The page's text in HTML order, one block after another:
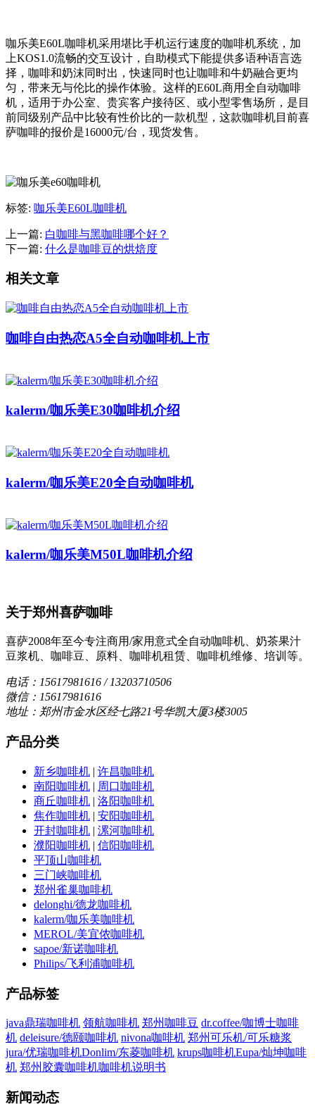
咖乐美E60L咖啡机采用堪比手机运行速度的咖啡机系统，加
上KOS1.0流畅的交互设计，自助模式下能提供多语种语言选
择，咖啡和奶沫同时出，快速同时也让咖啡和牛奶融合更均
匀，带来无与伦比的操作体验。这样的E60L商用全自动咖啡
机，适用于办公室、贵宾客户接待区、或小型零售场所，是目
前同级别产品中比较有性价比的一款机型，这款咖啡机目前喜
萨咖啡的报价是16000元/台，现货发售。
标签: 咖乐美E60L咖啡机
上一篇: 白咖啡与黑咖啡哪个好？
下一篇: 什么是咖啡豆的烘焙度
相关文章
咖啡自由热恋A5全自动咖啡机上市
kalerm/咖乐美E30咖啡机介绍
kalerm/咖乐美E20全自动咖啡机
kalerm/咖乐美M50L咖啡机介绍
关于郑州喜萨咖啡
喜萨2008年至今专注商用/家用意式全自动咖啡机、奶茶果汁
豆浆机、咖啡豆、原料、咖啡机租赁、咖啡机维修、培训等。
电话：15617981616 / 13203710506
微信：15617981616
地址：郑州市金水区经七路21号华凯大厦3楼3005
产品分类
新乡咖啡机 | 许昌咖啡机
南阳咖啡机 | 周口咖啡机
商丘咖啡机 | 洛阳咖啡机
焦作咖啡机 | 安阳咖啡机
开封咖啡机 | 漯河咖啡机
濮阳咖啡机 | 信阳咖啡机
平顶山咖啡机
三门峡咖啡机
郑州雀巢咖啡机
delonghi/德龙咖啡机
kalerm/咖乐美咖啡机
MEROL/美宜侬咖啡机
sapoe/新诺咖啡机
Philips/飞利浦咖啡机
产品标签
java鼎瑞咖啡机 领航咖啡机 郑州咖啡豆 dr.coffee/咖博士咖啡
机 deleisure/德颐咖啡机 nivona咖啡机 郑州可乐机/可乐糖浆
jura/优瑞咖啡机Donlim/东菱咖啡机 krups咖啡机Eupa/灿坤咖啡
机 郑州胶囊咖啡机咖啡机说明书
新闻动态